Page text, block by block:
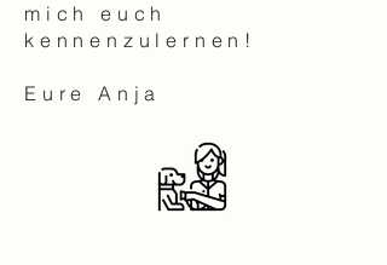
mich euch
kennenzulernen!
Eure Anja